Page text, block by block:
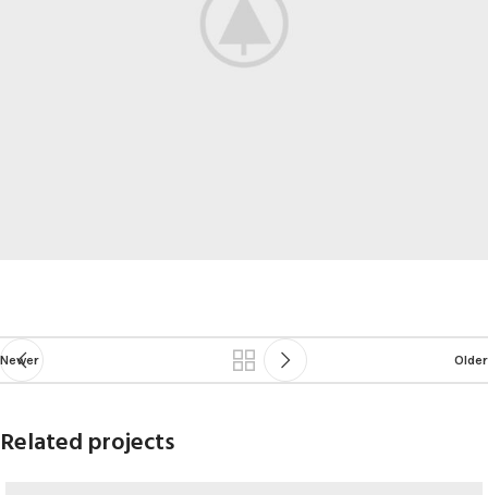
Newer Older
Related projects